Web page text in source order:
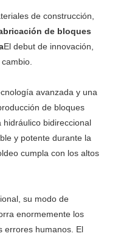
de construcción,
de bloques
El debut de innovación,
avanzada y una
de bloques
hidráulico bidireccional
y potente durante la
cumpla con los altos
su modo de
enormemente los
errores humanos. El